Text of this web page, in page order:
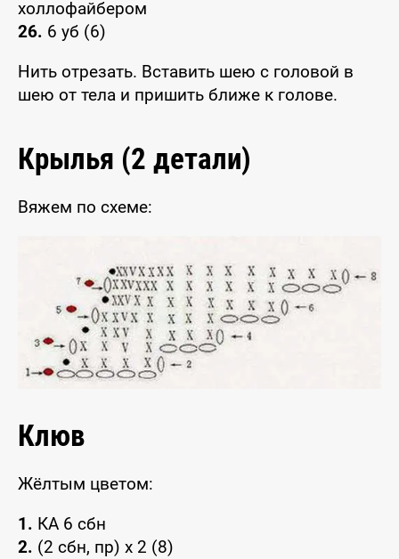
холлофайбером
26. 6 уб (6)
Нить отрезать. Вставить шею с головой в
шею от тела и пришить ближе к голове.
Крылья (2 детали)
Вяжем по схеме:
Клюв
Жёлтым цветом:
1. КА 6 сбн
2. (2 сбн, пр) x 2 (8)